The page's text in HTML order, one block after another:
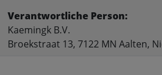
Verantwortliche Person:
Kaemingk B.V.
Broekstraat 13, 7122 MN Aalten,